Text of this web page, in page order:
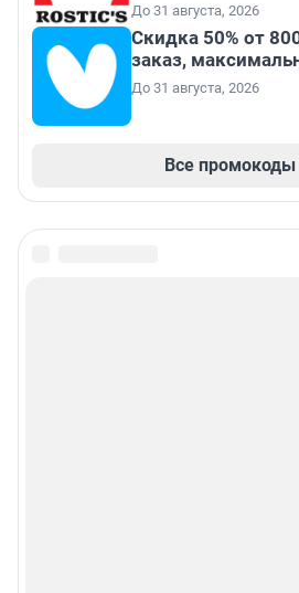
До 31 августа, 2026
Скидка 50% от
заказ,
До 31 августа, 2026
Все промокоды